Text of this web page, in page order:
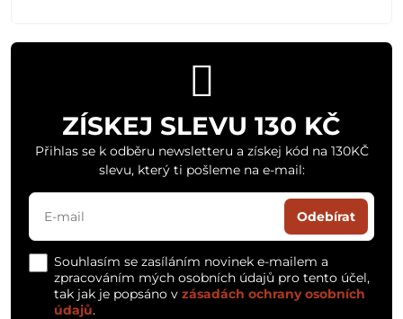
ZÍSKEJ SLEVU 130 KČ
Přihlas se k odběru newsletteru a získej kód na 130KČ
slevu, který ti pošleme na e-mail:
Odebírat
Souhlasím se zasíláním novinek e-mailem a
zpracováním mých osobních údajů pro tento účel,
tak jak je popsáno v zásadách ochrany osobních
údajů.